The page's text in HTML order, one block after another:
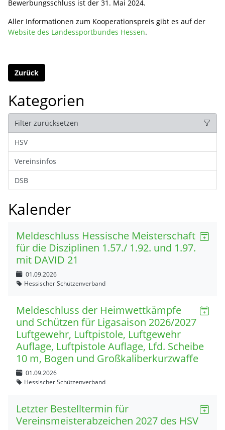
Bewerbungsschluss ist der 31. Mai 2024.
Aller Informationen zum Kooperationspreis gibt es auf der
Website des Landessportbundes Hessen.
Zurück
Kategorien
Filter zurücksetzen
HSV
Vereinsinfos
DSB
Kalender
Meldeschluss Hessische Meisterschaft
für die Disziplinen 1.57./ 1.92. und 1.97.
mit DAVID 21
01.09.2026
Hessischer Schützenverband
Meldeschluss der Heimwettkämpfe
und Schützen für Ligasaison 2026/2027
Luftgewehr, Luftpistole, Luftgewehr
Auflage, Luftpistole Auflage, Lfd. Scheibe
10 m, Bogen und Großkaliberkurzwaffe
01.09.2026
Hessischer Schützenverband
Letzter Bestelltermin für
Vereinsmeisterabzeichen 2027 des HSV